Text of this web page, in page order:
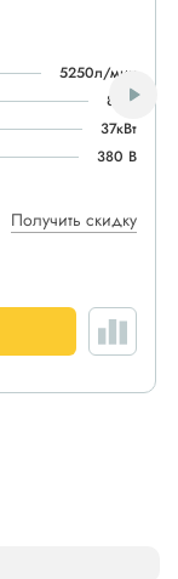
5250л/мин
8атм
37кВт
380 В
Получить скидку